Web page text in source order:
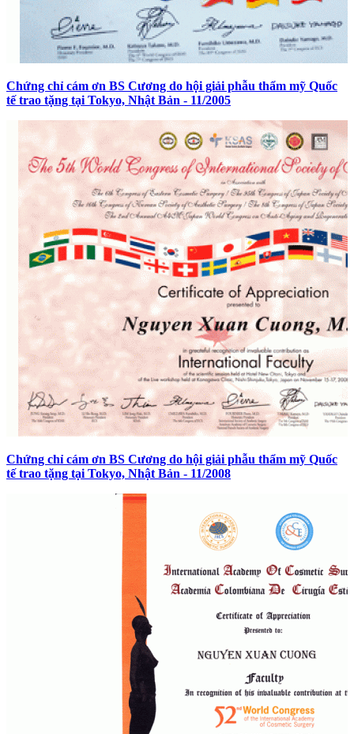
Chứng chỉ cám ơn BS Cương do hội giải phẫu thẩm mỹ Quốc
tế trao tặng tại Tokyo, Nhật Bản - 11/2005
Chứng chỉ cám ơn BS Cương do hội giải phẫu thẩm mỹ Quốc
tế trao tặng tại Tokyo, Nhật Bản - 11/2008